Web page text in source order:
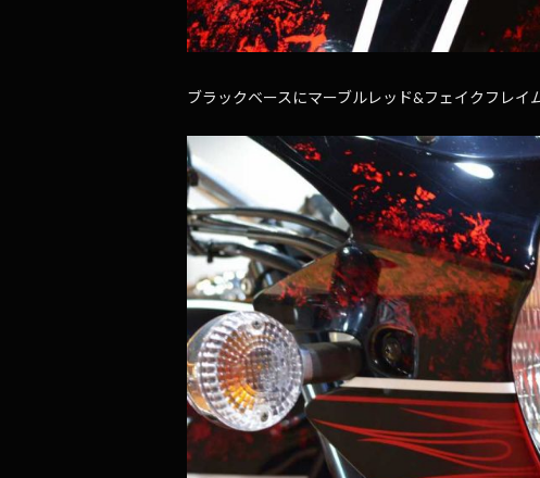
ブラックベースにマーブルレッド&フェイクフレイ